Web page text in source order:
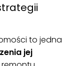
to jedna
jej